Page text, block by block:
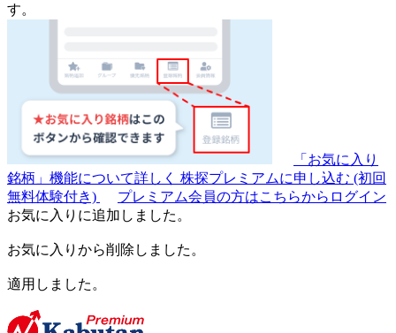
す。
「お気に入り
銘柄」機能について詳しく 株探プレミアムに申し込む (初回
無料体験付き)
プレミアム会員の方はこちらからログイン
お気に入りに追加しました。
お気に入りから削除しました。
適用しました。